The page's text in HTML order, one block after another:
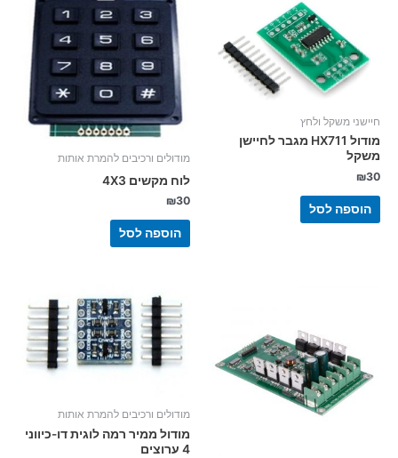
חיישני משקל ולחץ
מודול HX711 מגבר לחיישן
משקל
₪30
הוספה לסל
מודולים ורכיבים להמרת אותות
לוח מקשים 4X3
₪30
הוספה לסל
מודולים ורכיבים להמרת אותות
מודול ממיר רמה לוגית דו-כיווני
4 ערוצים